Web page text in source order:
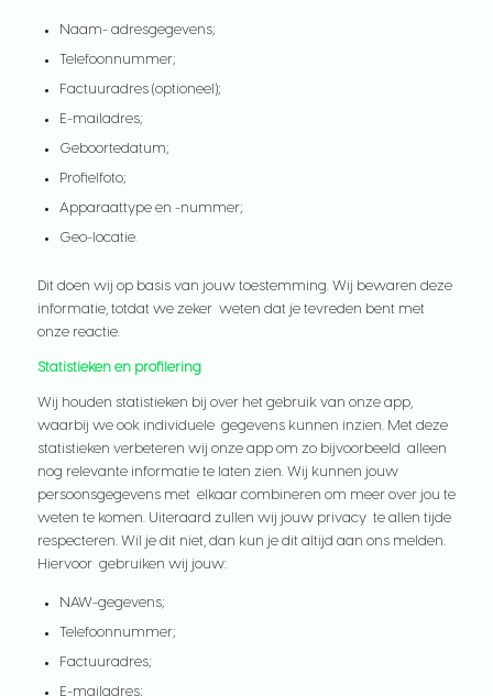
Naam- adresgegevens;
Telefoonnummer;
Factuuradres (optioneel);
E-mailadres;
Geboortedatum;
Profielfoto;
Apparaattype en -nummer;
Geo-locatie.
Dit doen wij op basis van jouw toestemming. Wij bewaren deze
informatie, totdat we zeker weten dat je tevreden bent met
onze reactie.
Statistieken en profilering
Wij houden statistieken bij over het gebruik van onze app,
waarbij we ook individuele gegevens kunnen inzien. Met deze
statistieken verbeteren wij onze app om zo bijvoorbeeld alleen
nog relevante informatie te laten zien. Wij kunnen jouw
persoonsgegevens met elkaar combineren om meer over jou te
weten te komen. Uiteraard zullen wij jouw privacy te allen tijde
respecteren. Wil je dit niet, dan kun je dit altijd aan ons melden.
Hiervoor gebruiken wij jouw:
NAW-gegevens;
Telefoonnummer;
Factuuradres;
E-mailadres;